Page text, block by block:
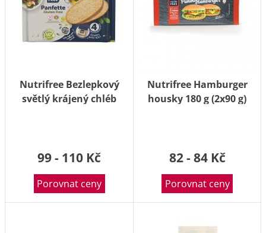
Nutrifree Bezlepkový
světlý krájený chléb
99 - 110 Kč
Porovnat ceny
Nutrifree Hamburger
housky 180 g (2x90 g)
82 - 84 Kč
Porovnat ceny